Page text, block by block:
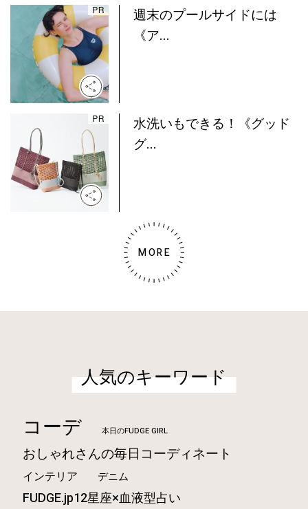
週末のプールサイドには
《ア...
水洗いもできる！《グッド
グ...
MORE
人気のキーワード
コーデ 本日のFUDGE GIRL
おしゃれさんの毎日コーディネート
インテリア デニム
FUDGE.jp12星座×血液型占い